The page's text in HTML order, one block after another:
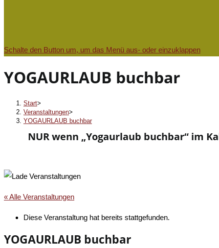
Schalte den Button um, um das Menü aus- oder einzuklappen
YOGAURLAUB buchbar
Start>
Veranstaltungen>
YOGAURLAUB buchbar
NUR wenn „Yogaurlaub buchbar“ im
« Alle Veranstaltungen
Diese Veranstaltung hat bereits stattgefunden.
YOGAURLAUB buchbar